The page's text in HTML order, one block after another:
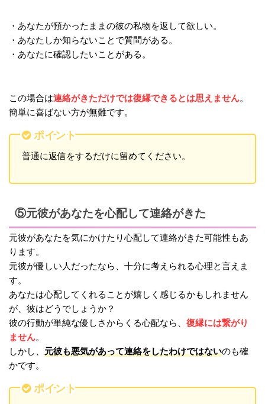
・あなたが預かったままの彼の私物を返して欲しい。
・あなたしか知らないことで質問がある。
・あなたに確認したいことがある。
この場合は連絡がきただけでは復縁できるとは思えません。
簡単に喜ばない方が無難です。
ポイント
普通に返信をするだけに留めてください。
⑤元彼があなたを心配して連絡がきた
元彼があなたを気にかけたり心配して連絡がきた可能性もあ
ります。
元彼が優しい人だったなら、十分に考えられる心理と言えま
す。
あなたは心配してくれることが嬉しく感じるかもしれません
が、彼はどうでしょうか？
彼の行動が単純な優しさからくる心配なら、 復縁には繋がり
ません。
しかし、 元彼も悪気があって連絡をしたわけではないのも確
かです。
ポイント